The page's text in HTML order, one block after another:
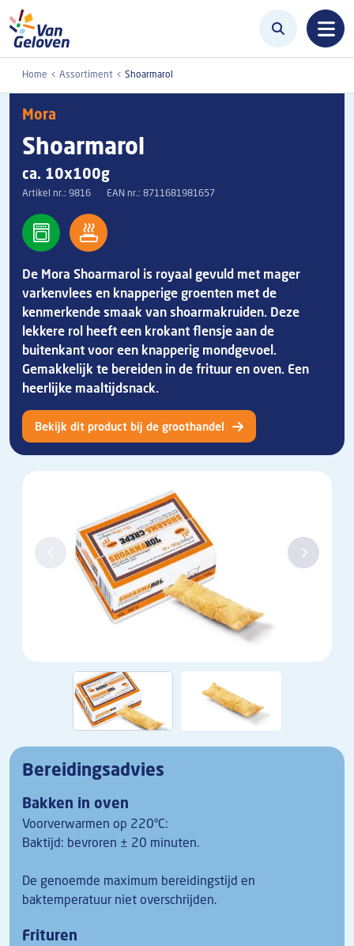
Overslaan en naar de inhoud gaan
Home Assortiment Shoarmarol
Mora
Shoarmarol
ca. 10x100g
Artikel nr.: 9816 EAN nr.: 8711681981657
De Mora Shoarmarol is royaal gevuld met mager
varkenvlees en knapperige groenten met de
kenmerkende smaak van shoarmakruiden. Deze
lekkere rol heeft een krokant flensje aan de
buitenkant voor een knapperig mondgevoel.
Gemakkelijk te bereiden in de frituur en oven. Een
heerlijke maaltijdsnack.
Bekijk dit product bij de groothandel
Bereidingsadvies
Bakken in oven
Voorverwarmen op 220°C:
Baktijd: bevroren ± 20 minuten.
De genoemde maximum bereidingstijd en
baktemperatuur niet overschrijden.
Frituren